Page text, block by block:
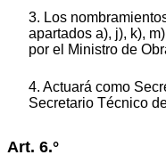
3. Los
apartados a), j), k),
por el Ministro de
4. Actuará como
Secretario Técnico
Art. 6.°